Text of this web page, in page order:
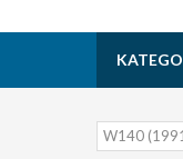
W140